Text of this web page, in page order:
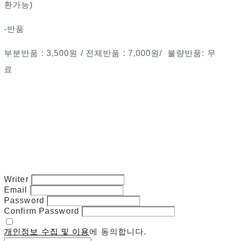
환가능)
-반품
부분반품 : 3,500원 / 전체반품 : 7,000원/ 불량반품: 무
료
Writer
Email
Password
Confirm Password
개인정보 수집 및 이용에 동의합니다.